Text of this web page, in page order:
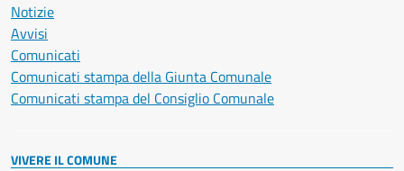
Notizie
Avvisi
Comunicati
Comunicati stampa della Giunta Comunale
Comunicati stampa del Consiglio Comunale
VIVERE IL COMUNE